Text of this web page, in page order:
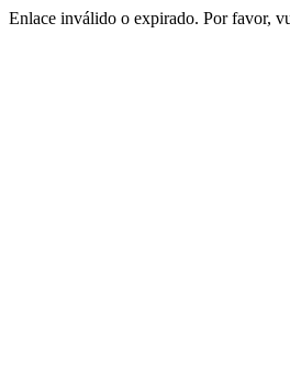
Enlace inválido o expirado. Por favor,